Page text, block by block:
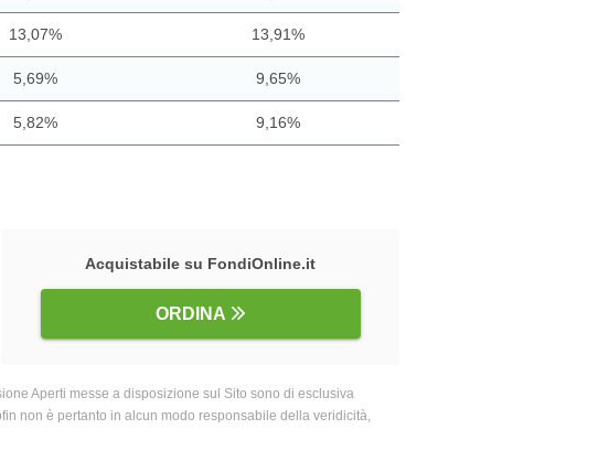
13,07% 13,91%
5,69% 9,65%
5,82% 9,16%
Acquistabile su FondiOnline.it
ORDINA
Aperti messe a disposizione sul Sito sono di esclusiva
non è pertanto in alcun modo responsabile della veridicità,